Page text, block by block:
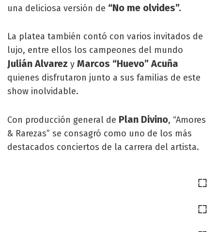
una deliciosa versión de “No me olvides”.
La platea también contó con varios invitados de
lujo, entre ellos los campeones del mundo
Julián Alvarez y Marcos “Huevo” Acuña
quienes disfrutaron junto a sus familias de este
show inolvidable.
Con producción general de Plan Divino, “Amores
& Rarezas” se consagró como uno de los más
destacados conciertos de la carrera del artista.